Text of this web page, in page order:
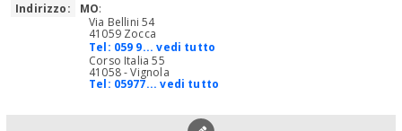
Indirizzo:
MO:
Via Bellini 54
41059 Zocca
Tel: 059 9... vedi tutto
Corso Italia 55
41058 - Vignola
Tel: 05977... vedi tutto